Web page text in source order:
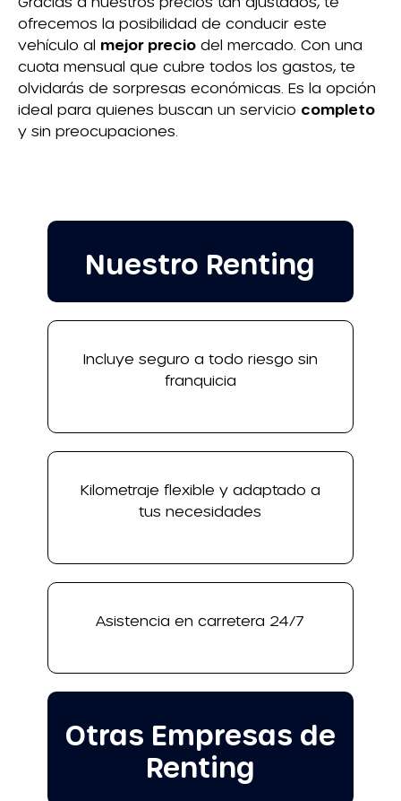
ofrecemos la posibilidad de conducir este
vehículo al mejor precio del mercado. Con una
cuota mensual que cubre todos los gastos, te
olvidarás de sorpresas económicas. Es la opción
ideal para quienes buscan un servicio completo
y sin preocupaciones.
Nuestro Renting
Otras Empresas de
Renting
Incluye seguro a todo riesgo sin
franquicia
Kilometraje flexible y adaptado a
tus necesidades
Asistencia en carretera 24/7